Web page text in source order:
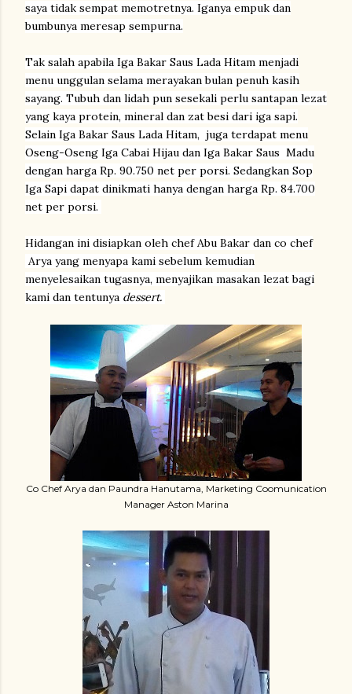
saya tidak sempat memotretnya. Iganya empuk dan
bumbunya meresap sempurna.
Tak salah apabila Iga Bakar Saus Lada Hitam menjadi
menu unggulan selama merayakan bulan penuh kasih
sayang. Tubuh dan lidah pun sesekali perlu santapan lezat
yang kaya protein, mineral dan zat besi dari iga sapi.
Selain Iga Bakar Saus Lada Hitam, juga terdapat menu
Oseng-Oseng Iga Cabai Hijau dan Iga Bakar Saus Madu
dengan harga Rp. 90.750 net per porsi. Sedangkan Sop
Iga Sapi dapat dinikmati hanya dengan harga Rp. 84.700
net per porsi.
Hidangan ini disiapkan oleh chef Abu Bakar dan co chef
Arya yang menyapa kami sebelum kemudian
menyelesaikan tugasnya, menyajikan masakan lezat bagi
kami dan tentunya dessert.
Co Chef Arya dan Paundra Hanutama, Marketing Coomunication
Manager Aston Marina